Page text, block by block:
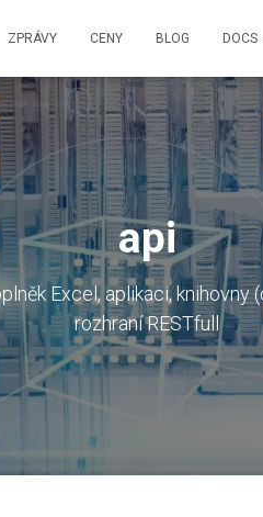
ZPRÁVY CENY BLOG DOCS
api
Excel, aplikaci,
rozhraní RESTfull